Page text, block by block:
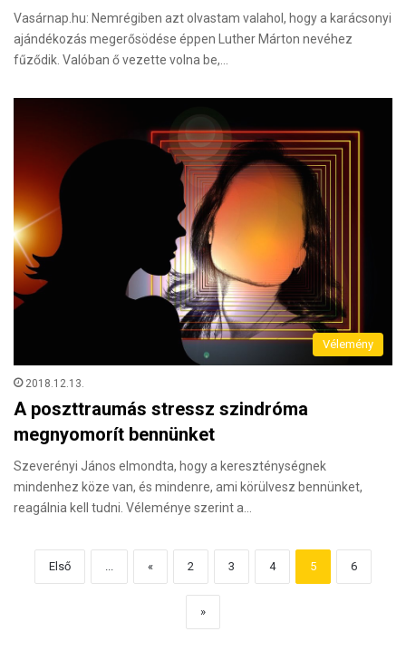
Vasárnap.hu: Nemrégiben azt olvastam valahol, hogy a karácsonyi
ajándékozás megerősödése éppen Luther Márton nevéhez
fűződik. Valóban ő vezette volna be,…
Vélemény
2018.12.13.
A poszttraumás stressz szindróma
megnyomorít bennünket
Szeverényi János elmondta, hogy a kereszténységnek
mindenhez köze van, és mindenre, ami körülvesz bennünket,
reagálnia kell tudni. Véleménye szerint a…
Első ... « 2 3 4 5 6
»